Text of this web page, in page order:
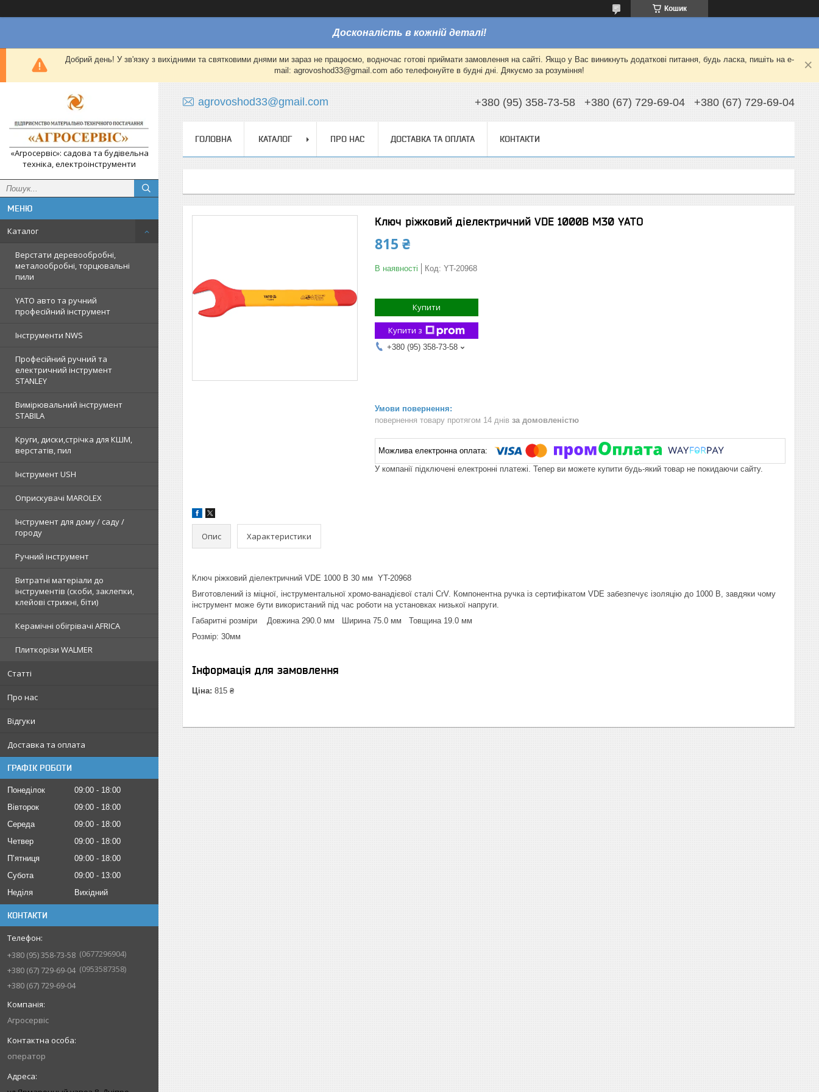
Кошик
Досконалість в кожній деталі!
Добрий день! У зв'язку з вихідними та святковими днями ми зараз не працюємо, водночас готові приймати замовлення на сайті. Якщо у Вас виникнуть додаткові питання, будь ласка, пишіть на e-
mail: agrovoshod33@gmail.com або телефонуйте в будні дні. Дякуємо за розуміння!
«Агросервіс»: садова та будівельна
техніка, електроінструменти
Каталог
Верстати деревообробні,
металообробні, торцювальні
пили
YATO авто та ручний
професійний інструмент
Інструменти NWS
Професійний ручний та
електричний інструмент
STANLEY
Вимірювальний інструмент
STABILA
Круги, диски,стрічка для КШМ,
верстатів, пил
Інструмент USH
Оприскувачі MAROLEX
Інструмент для дому / саду /
городу
Ручний інструмент
Витратні матеріали до
інструментів (скоби, заклепки,
клейові стрижні, біти)
Керамічні обігрівачі AFRICA
Плиткорізи WALMER
Статті
Про нас
Відгуки
Доставка та оплата
ГРАФІК РОБОТИ
Понеділок 09:00
18:00
Вівторок
09:00
18:00
Середа
09:00
18:00
Четвер
09:00
18:00
Пʼятниця
09:00
18:00
Субота
09:00
13:00
Неділя
Вихідний
КОНТАКТИ
+380 (95) 358-73-58
0677296904
+380 (67) 729-69-04
0953587358
+380 (67) 729-69-04
Агросервіс
оператор
agrovoshod33@gmail.com +380 (95) 358-73-58 +380 (67) 729-69-04 +380 (67) 729-69-04
ГОЛОВНА КАТАЛОГ ПРО НАС ДОСТАВКА ТА ОПЛАТА КОНТАКТИ
Ключ ріжковий діелектричний VDE 1000В M30 YATO
815 ₴
В наявності Код: YT-20968
Купити
Купити з
+380 (95) 358-73-58
повернення товару протягом 14 днів за домовленістю
У компанії підключені електронні платежі. Тепер ви можете купити будь-який товар не покидаючи сайту.
Опис Характеристики
Ключ ріжковий діелектричний VDE 1000 В 30 мм YT-20968
Виготовлений із міцної, інструментальної хромо-ванадієвої сталі CrV. Компонентна ручка із сертифікатом VDE забезпечує ізоляцію до 1000 В, завдяки чому
інструмент може бути використаний під час роботи на установках низької напруги.
Габаритні розміри Довжина 290.0 мм Ширина 75.0 мм Товщина 19.0 мм
Розмір: 30мм
Інформація для замовлення
Ціна: 815 ₴